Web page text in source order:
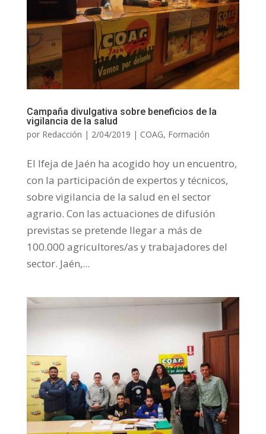
Campaña divulgativa sobre beneficios de la
vigilancia de la salud
por Redacción | 2/04/2019 | COAG, Formación
El Ifeja de Jaén ha acogido hoy un encuentro,
con la participación de expertos y técnicos,
sobre vigilancia de la salud en el sector
agrario. Con las actuaciones de difusión
previstas se pretende llegar a más de
100.000 agricultores/as y trabajadores del
sector. Jaén,...